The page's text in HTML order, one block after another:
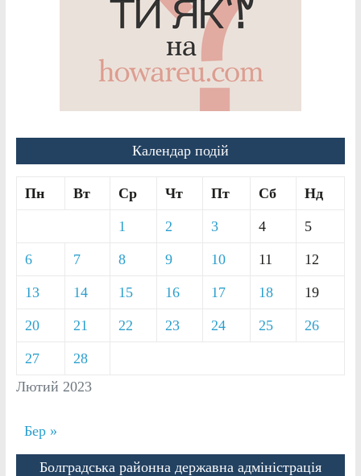
Календар подій
Лютий 2023
Пн Вт Ср Чт Пт Сб Нд
1 2 3 4 5
6 7 8 9 10 11 12
13 14 15 16 17 18 19
20 21 22 23 24 25 26
27 28
Бер »
Болградська районна державна адміністрація